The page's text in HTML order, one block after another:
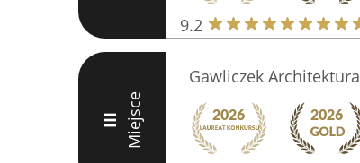
9.2
III Miejsce
Gawliczek Architektura